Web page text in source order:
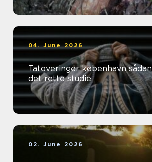
04. June 2026
Tatoveringer københavn sådan finder du
det rette studie
02. June 2026